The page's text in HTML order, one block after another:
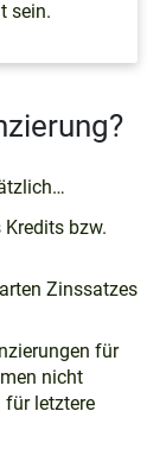
sein.
bzw.
Zinssatzes
für
nicht
für letztere